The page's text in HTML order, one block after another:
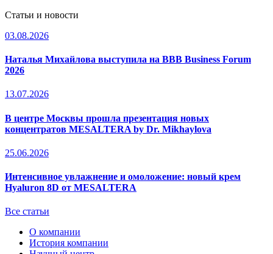
Статьи и новости
03.08.2026
Наталья Михайлова выступила на BBB Business Forum
2026
13.07.2026
В центре Москвы прошла презентация новых
концентратов MESALTERA by Dr. Mikhaylova
25.06.2026
Интенсивное увлажнение и омоложение: новый крем
Hyaluron 8D от MESALTERA
Все статьи
О компании
История компании